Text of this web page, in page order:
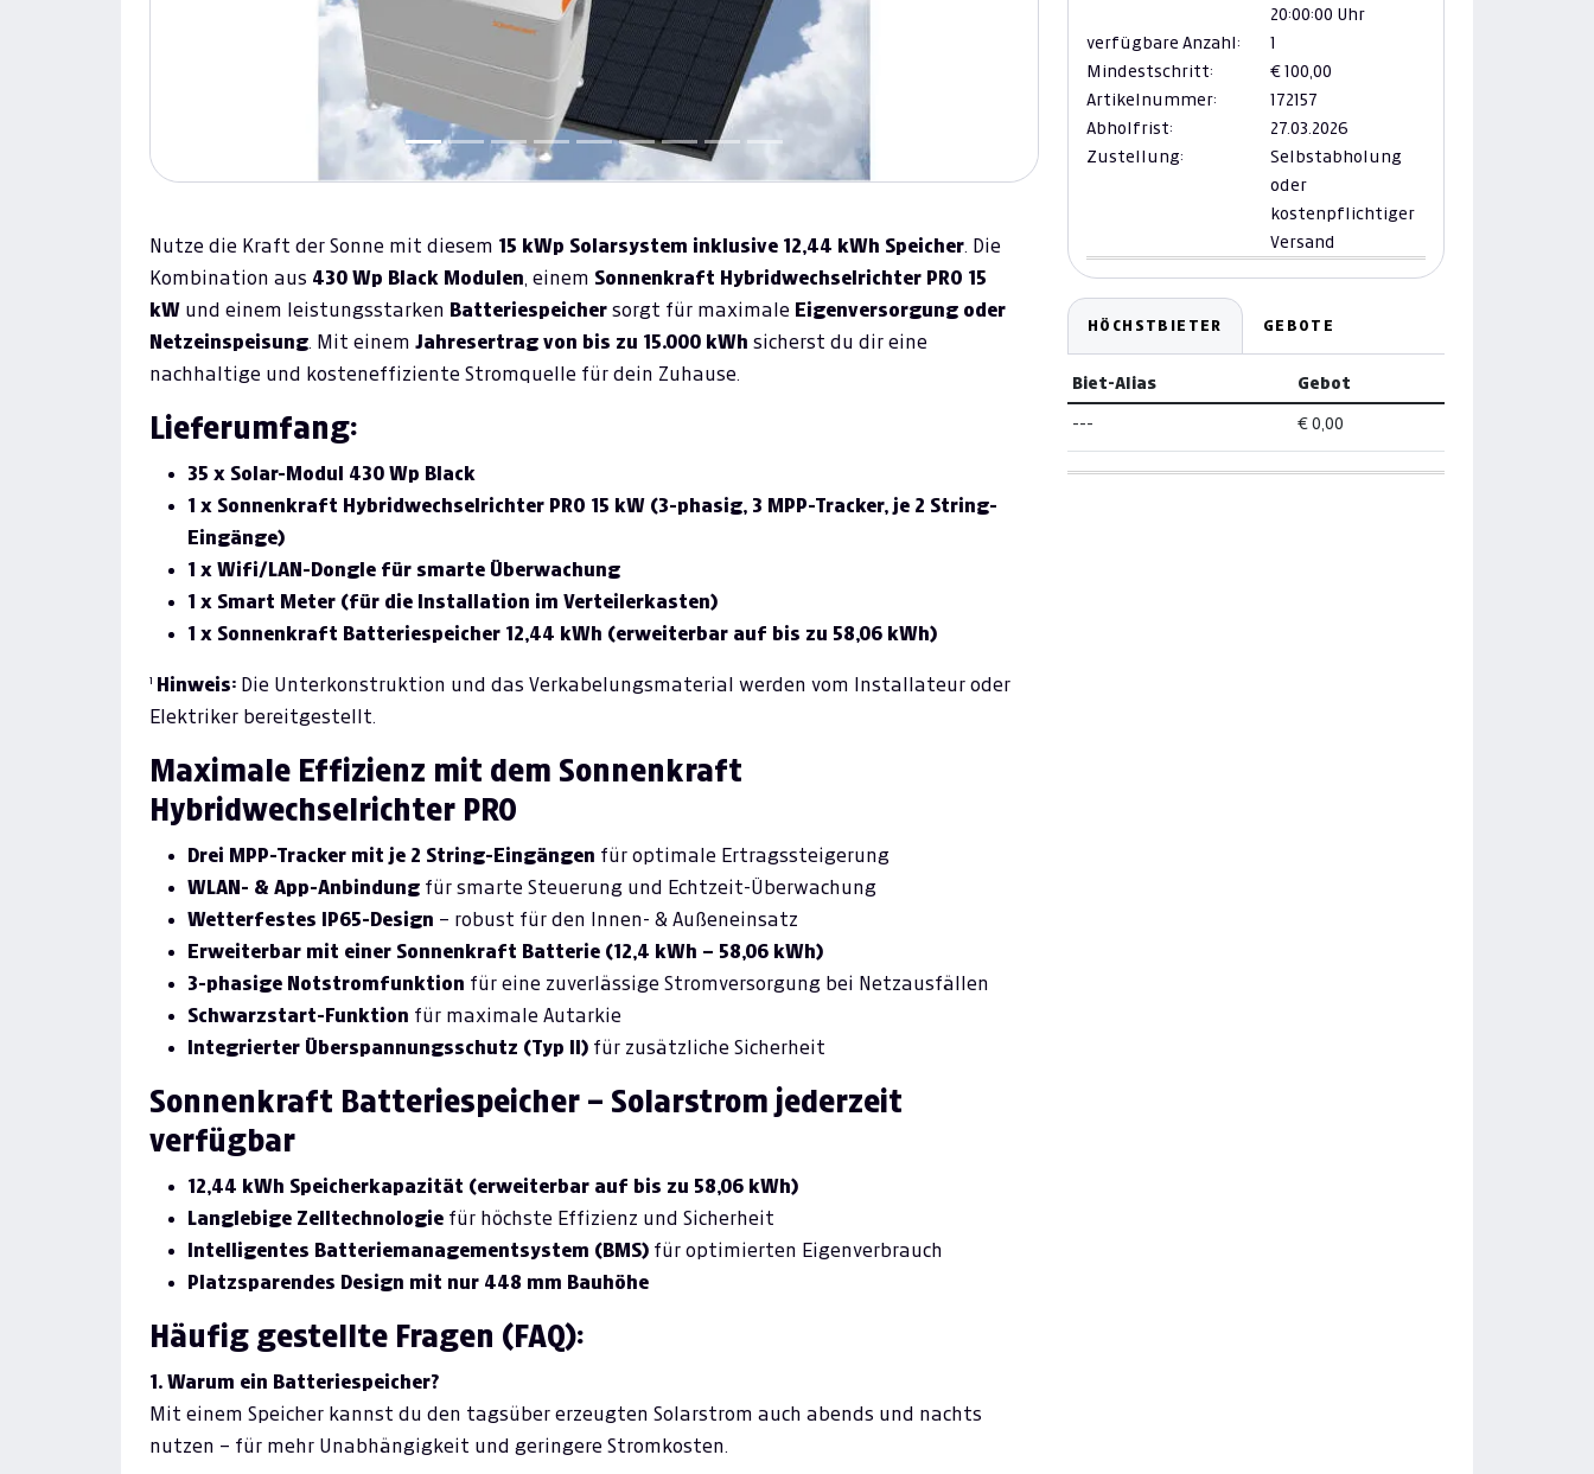
Nutze die Kraft der Sonne mit diesem 15 kWp Solarsystem inklusive 12,44 kWh Speicher . Die
Kombination aus 430 Wp Black Modulen , einem Sonnenkraft Hybridwechselrichter PRO 15
kW und einem leistungsstarken Batteriespeicher sorgt für maximale Eigenversorgung oder
Netzeinspeisung . Mit einem Jahresertrag von bis zu 15.000 kWh sicherst du dir eine
nachhaltige und kosteneffiziente Stromquelle für dein Zuhause.
Lieferumfang:
35 x Solar-Modul 430 Wp Black
1 x Sonnenkraft Hybridwechselrichter PRO 15 kW (3-phasig, 3 MPP-Tracker, je 2 String-
Eingänge)
1 x Wifi/LAN-Dongle für smarte Überwachung
1 x Smart Meter (für die Installation im Verteilerkasten)
1 x Sonnenkraft Batteriespeicher 12,44 kWh (erweiterbar auf bis zu 58,06 kWh)
¹ Hinweis: Die Unterkonstruktion und das Verkabelungsmaterial werden vom Installateur oder
Elektriker bereitgestellt.
Maximale Effizienz mit dem Sonnenkraft
Hybridwechselrichter PRO
Drei MPP-Tracker mit je 2 String-Eingängen für optimale Ertragssteigerung
WLAN- & App-Anbindung für smarte Steuerung und Echtzeit-Überwachung
Wetterfestes IP65-Design – robust für den Innen- & Außeneinsatz
Erweiterbar mit einer Sonnenkraft Batterie (12,4 kWh – 58,06 kWh)
3-phasige Notstromfunktion für eine zuverlässige Stromversorgung bei Netzausfällen
Schwarzstart-Funktion für maximale Autarkie
Integrierter Überspannungsschutz (Typ II) für zusätzliche Sicherheit
Sonnenkraft Batteriespeicher – Solarstrom jederzeit
verfügbar
12,44 kWh Speicherkapazität (erweiterbar auf bis zu 58,06 kWh)
Langlebige Zelltechnologie für höchste Effizienz und Sicherheit
Intelligentes Batteriemanagementsystem (BMS) für optimierten Eigenverbrauch
Platzsparendes Design mit nur 448 mm Bauhöhe
Häufig gestellte Fragen (FAQ):
1. Warum ein Batteriespeicher?
Mit einem Speicher kannst du den tagsüber erzeugten Solarstrom auch abends und nachts
nutzen – für mehr Unabhängigkeit und geringere Stromkosten.
20:00:00 Uhr
verfügbare Anzahl:
1
Mindestschritt:
€ 100,00
Artikelnummer:
172157
Abholfrist:
27.03.2026
Zustellung:
Selbstabholung
oder
kostenpflichtiger
Versand
HÖCHSTBIETER GEBOTE
Biet-Alias Gebot
--- € 0,00